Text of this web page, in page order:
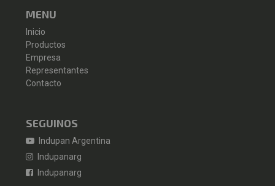
MENU
Inicio
Productos
Empresa
Representantes
Contacto
SEGUINOS
Indupan Argentina
Indupanarg
Indupanarg